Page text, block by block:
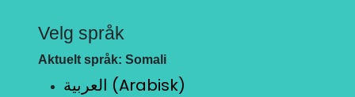
Velg språk
Aktuelt språk: Somali
العربية (Arabisk)